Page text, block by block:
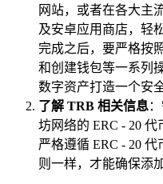
网站，或者在各大主
及安卓应用商店，轻
完成之后，要严格按
和创建钱包等一系列
数字资产打造一个安
了解 TRB 相关信息
坊网络的 ERC - 20
严格遵循 ERC - 20
则一样，才能确保添